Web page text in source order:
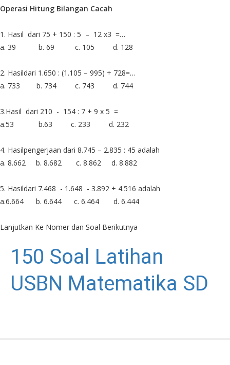
Operasi Hitung Bilangan Cacah
1. Hasil dari 75 + 150 : 5 – 12 x3 =…
a. 39
b. 69 c. 105 d. 128
2. Hasildari 1.650 : (1.105 – 995) + 728=…
a. 733
b. 734 c. 743 d. 744
3.Hasil dari 210 - 154 : 7 + 9 x 5 =
a.53
b.63 c. 233 d. 232
4. Hasilpengerjaan dari 8.745 – 2.835 : 45 adalah
a. 8.662
b. 8.682 c. 8.862 d. 8.882
5. Hasildari 7.468 - 1.648 - 3.892 + 4.516 adalah
a.6.664
b. 6.644 c. 6.464 d. 6.444
Lanjutkan Ke Nomer dan Soal Berikutnya
150 Soal Latihan
USBN Matematika SD